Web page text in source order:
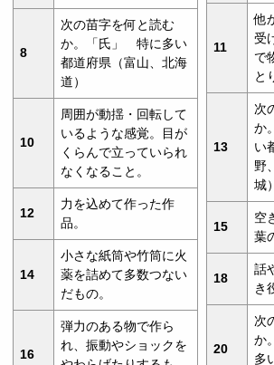
8
次の苗字を何と読む
か。「氏」 特に多い
都道府県（富山、北海
道）
10
周囲が動揺・回転して
いるような感覚。目が
くらんで立っていられ
なくなること。
12
力を込めて作った作
品。
14
小さな紙筒や竹筒に火
薬を詰めて多数つない
だもの。
16
弾力のある物で作ら
れ、振動やショックを
11
他
受
で
と
13
次
か
い
野
城）
15
空
葉
18
話
き
20
次
か
多